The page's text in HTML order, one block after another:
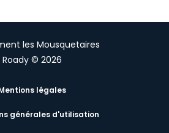
les Mousquetaires
Roady © 2026
légales
générales d'utilisation